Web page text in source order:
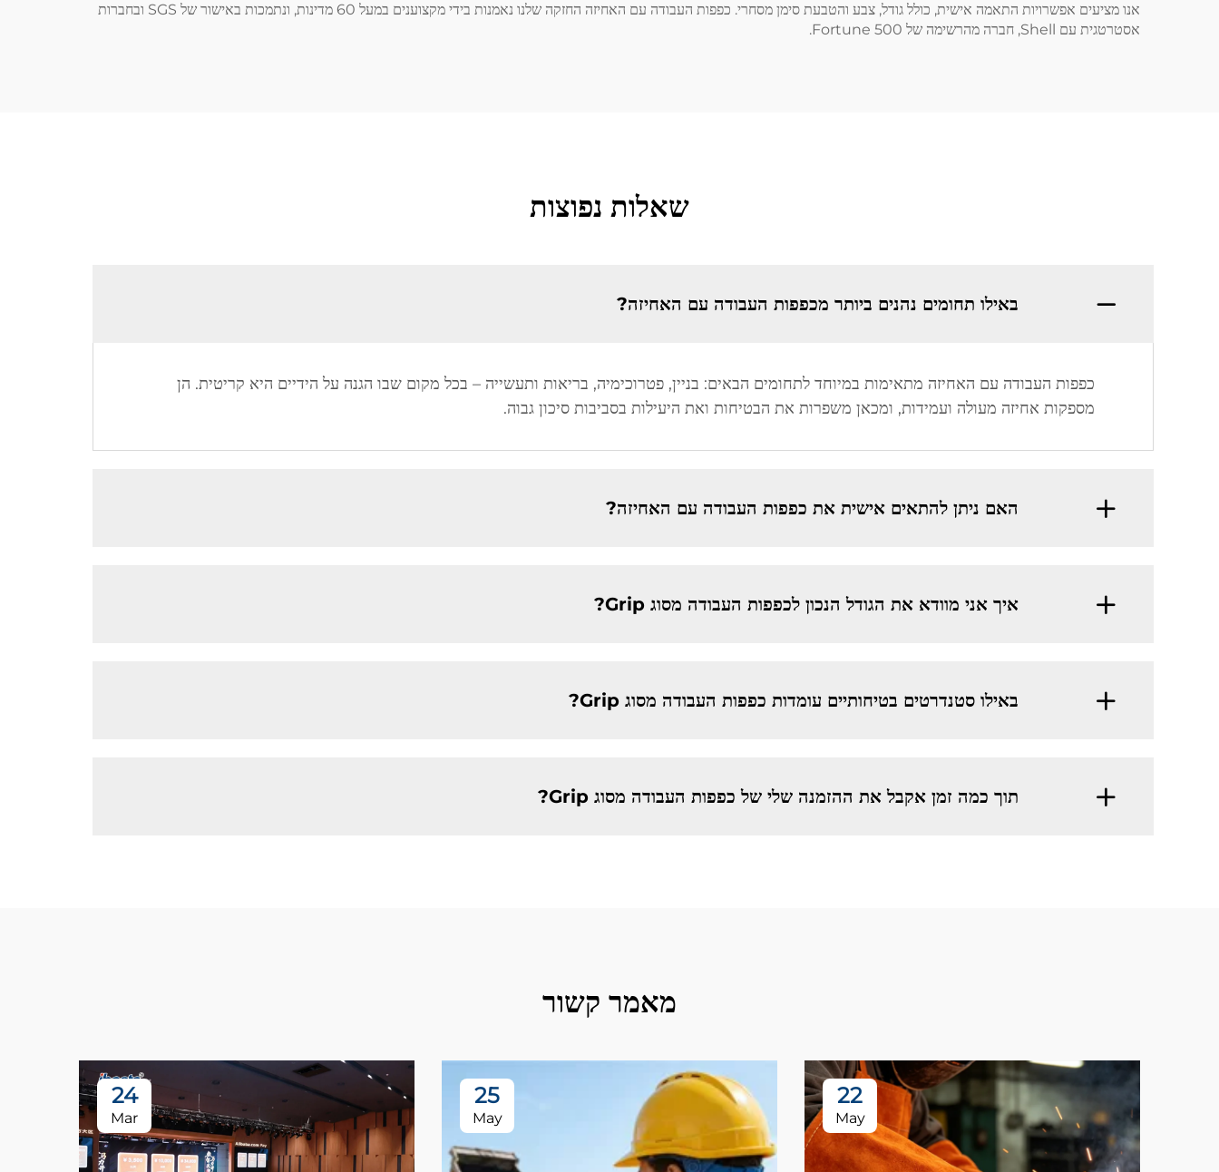
אנו מציעים אפשרויות התאמה אישית, כולל גודל, צבע והטבעת סימן מסחרי. כפפות העבודה עם האחיזה החזקה שלנו נאמנות בידי מקצוענים במעל 60 מדינות, ונתמכות באישור של SGS ובחברות
אסטרטגית עם Shell, חברה מהרשימה של Fortune 500.
שאלות נפוצות
באילו תחומים נהנים ביותר מכפפות העבודה עם האחיזה?
כפפות העבודה עם האחיזה מתאימות במיוחד לתחומים הבאים: בניין, פטרוכימיה, בריאות ותעשייה – בכל מקום שבו הגנה על הידיים היא קריטית. הן
מספקות אחיזה מעולה ועמידות, ומכאן משפרות את הבטיחות ואת היעילות בסביבות סיכון גבוה.
האם ניתן להתאים אישית את כפפות העבודה עם האחיזה?
איך אני מוודא את הגודל הנכון לכפפות העבודה מסוג Grip?
באילו סטנדרטים בטיחותיים עומדות כפפות העבודה מסוג Grip?
תוך כמה זמן אקבל את ההזמנה שלי של כפפות העבודה מסוג Grip?
מאמר קשור
22
May
25
May
24
Mar